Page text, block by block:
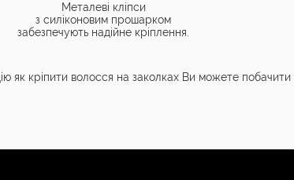
Металеві кліпси
з силіконовим прошарком
забезпечують надійне кріплення.
як кріпити волосся на заколках Ви можете побачити